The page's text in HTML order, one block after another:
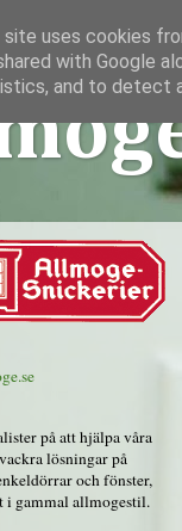
på att hjälpa våra
lösningar på
och fönster,
gammal allmogestil.
site uses cookies
with Google
and to detect